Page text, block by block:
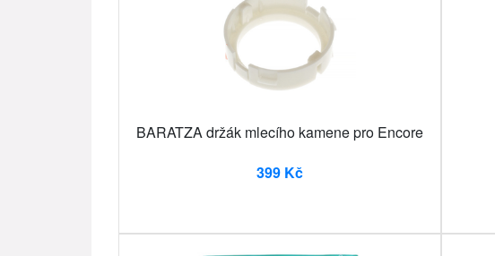
BARATZA držák mlecího kamene pro Encore
399 Kč